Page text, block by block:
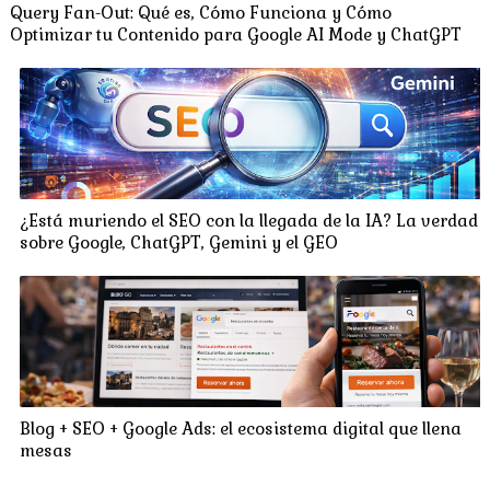
Query Fan-Out: Qué es, Cómo Funciona y Cómo
Optimizar tu Contenido para Google AI Mode y ChatGPT
¿Está muriendo el SEO con la llegada de la IA? La verdad
sobre Google, ChatGPT, Gemini y el GEO
Blog + SEO + Google Ads: el ecosistema digital que llena
mesas